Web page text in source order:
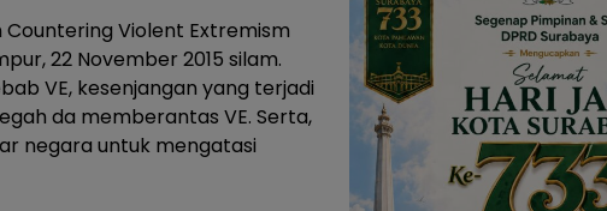
Violent Extremism
22 November 2015 silam.
VE, kesenjangan yang terjadi
da memberantas VE. Serta,
negara untuk mengatasi